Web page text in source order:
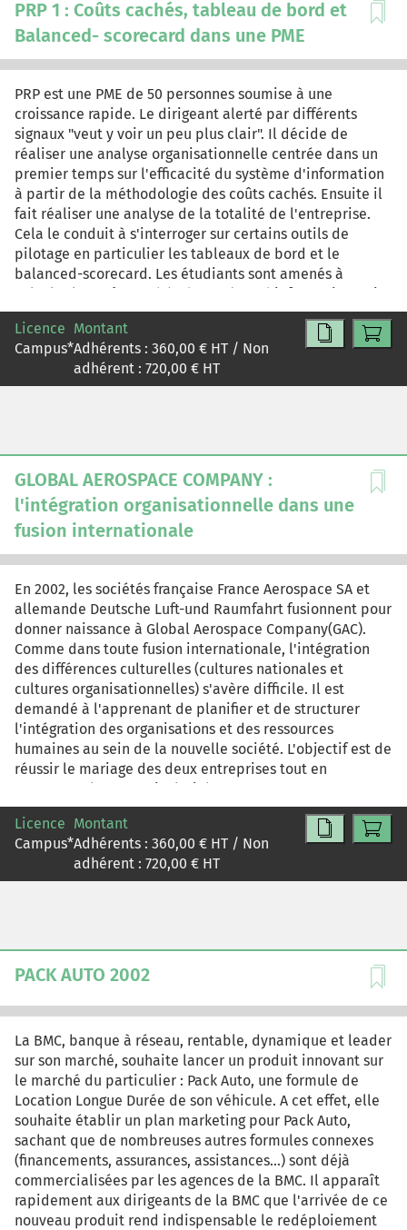
PRP 1 : Coûts cachés, tableau de bord et
Balanced- scorecard dans une PME
PRP est une PME de 50 personnes soumise à une
croissance rapide. Le dirigeant alerté par différents
signaux "veut y voir un peu plus clair". Il décide de
réaliser une analyse organisationnelle centrée dans un
premier temps sur l'efficacité du système d'information
à partir de la méthodologie des coûts cachés. Ensuite il
fait réaliser une analyse de la totalité de l'entreprise.
Cela le conduit à s'interroger sur certains outils de
pilotage en particulier les tableaux de bord et le
balanced-scorecard. Les étudiants sont amenés à
calculer les coûts cachés du système d'information puis
à réfléchir sur les tableaux de bord et à établir le
balanced score-card de l'entreprise.
Licence
Campus*
Montant
Adhérents : 360,00 € HT / Non
adhérent : 720,00 € HT
GLOBAL AEROSPACE COMPANY :
l'intégration organisationnelle dans une
fusion internationale
En 2002, les sociétés française France Aerospace SA et
allemande Deutsche Luft-und Raumfahrt fusionnent pour
donner naissance à Global Aerospace Company(GAC).
Comme dans toute fusion internationale, l'intégration
des différences culturelles (cultures nationales et
cultures organisationnelles) s'avère difficile. Il est
demandé à l'apprenant de planifier et de structurer
l'intégration des organisations et des ressources
humaines au sein de la nouvelle société. L'objectif est de
réussir le mariage des deux entreprises tout en
respectant leurs particularités.
Licence
Campus*
Montant
Adhérents : 360,00 € HT / Non
adhérent : 720,00 € HT
PACK AUTO 2002
La BMC, banque à réseau, rentable, dynamique et leader
sur son marché, souhaite lancer un produit innovant sur
le marché du particulier : Pack Auto, une formule de
Location Longue Durée de son véhicule. A cet effet, elle
souhaite établir un plan marketing pour Pack Auto,
sachant que de nombreuses autres formules connexes
(financements, assurances, assistances...) sont déjà
commercialisées par les agences de la BMC. Il apparaît
rapidement aux dirigeants de la BMC que l'arrivée de ce
nouveau produit rend indispensable le redéploiement